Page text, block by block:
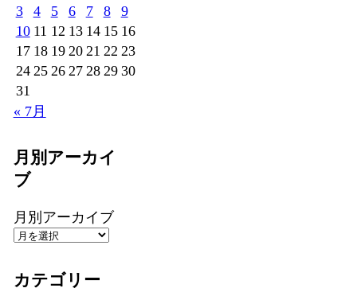
3
4 5 6 7 8
9
10 11 12 13 14 15 16
17 18 19 20 21 22 23
24 25 26 27 28 29 30
31
« 7月
月別アーカイ
ブ
月別アーカイブ
カテゴリー